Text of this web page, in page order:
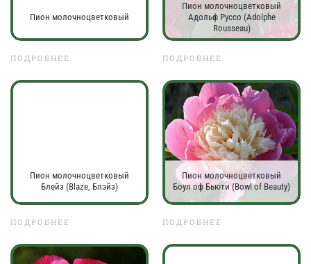
Пион молочноцветковый
ПОДРОБНЕЕ
Пион молочноцветковый
Адольф Руссо (Adolphe
Rousseau)
ПОДРОБНЕЕ
Пион молочноцветковый
Блейз (Blaze, Блэйз)
ПОДРОБНЕЕ
Пион молочноцветковый
Боул оф Бьюти (Bowl of Beauty)
ПОДРОБНЕЕ